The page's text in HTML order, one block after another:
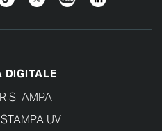
DIGITALE
STAMPA
UV